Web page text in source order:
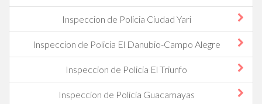
Inspeccion de Policia Ciudad Yari
Inspeccion de Policia El Danubio-Campo Alegre
Inspeccion de Policia El Triunfo
Inspeccion de Policia Guacamayas